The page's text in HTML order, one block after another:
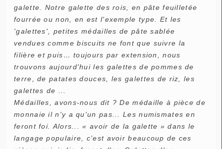
galette. Notre galette des rois, en pâte feuilletée
fourrée ou non, en est l'exemple type. Et les
'galettes', petites médailles de pâte sablée
vendues comme biscuits ne font que suivre la
filière et puis… toujours par extension, nous
trouvons aujourd'hui les galettes de pommes de
terre, de patates douces, les galettes de riz, les
galettes de ...
Médailles, avons-nous dit ? De médaille à pièce de
monnaie il n'y a qu'un pas... Les numismates en
feront foi. Alors... « avoir de la galette » dans le
langage populaire, c'est avoir beaucoup de ces